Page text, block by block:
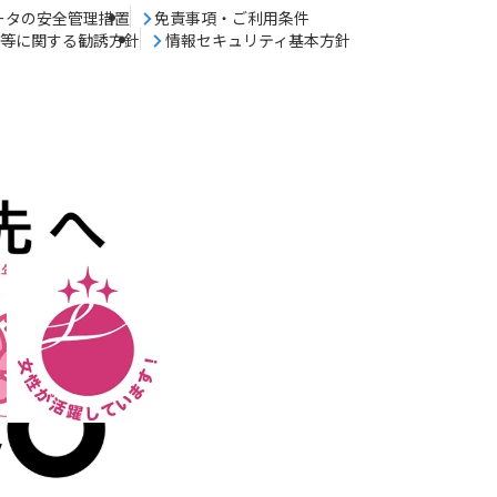
の安全管理措置
免責事項・ご利用条件
に関する勧誘方針
情報セキュリティ基本方針